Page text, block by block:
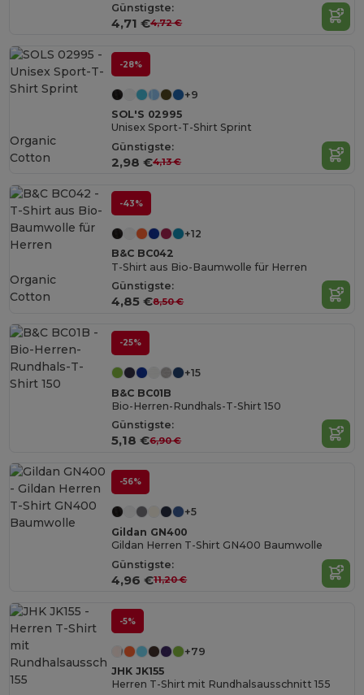
Günstigste:
4,71 €4,72 €
-28%
+9
SOL'S 02995
Unisex Sport-T-Shirt Sprint
Günstigste:
2,98 €4,13 €
Organic
Cotton
-43%
+12
B&C BC042
T-Shirt aus Bio-Baumwolle für Herren
Günstigste:
4,85 €8,50 €
Organic
Cotton
-25%
+15
B&C BC01B
Bio-Herren-Rundhals-T-Shirt 150
Günstigste:
5,18 €6,90 €
-56%
+5
Gildan GN400
Gildan Herren T-Shirt GN400 Baumwolle
Günstigste:
4,96 €11,20 €
-5%
+79
JHK JK155
Herren T-Shirt mit Rundhalsausschnitt 155